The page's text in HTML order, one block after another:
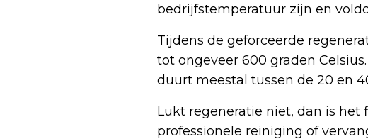
bedrijfstemperatuur zijn en
Tijdens de geforceerde
tot ongeveer 600 graden
duurt meestal tussen de 20 en
Lukt regeneratie niet, dan is het
professionele reiniging of